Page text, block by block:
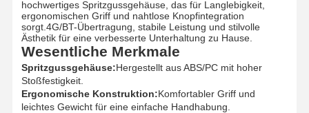
hochwertiges Spritzgussgehäuse, das für Langlebigkeit,
ergonomischen Griff und nahtlose Knopfintegration
sorgt.4G/BT-Übertragung, stabile Leistung und stilvolle
Ästhetik für eine verbesserte Unterhaltung zu Hause.
Wesentliche Merkmale
Spritzgussgehäuse:Hergestellt aus ABS/PC mit hoher
Stoßfestigkeit.
Ergonomische Konstruktion:Komfortabler Griff und
leichtes Gewicht für eine einfache Handhabung.